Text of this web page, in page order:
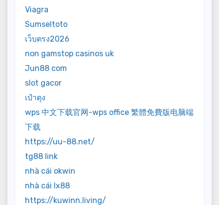
Viagra
Sumseltoto
เว็บตรง2026
non gamstop casinos uk
Jun88 com
slot gacor
เป๋าตุง
wps 中文下载官网-wps office 繁體免費版电脑端
下载
https://uu-88.net/
tg88 link
nhà cái okwin
nhà cái lx88
https://kuwinn.living/